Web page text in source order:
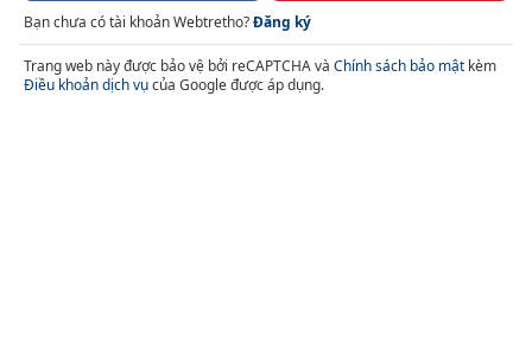
Bạn chưa có tài khoản Webtretho?Đăng ký
Trang web này được bảo vệ bởi reCAPTCHA và Chính sách bảo mật kèm
Điều khoản dịch vụcủa Google được áp dụng.